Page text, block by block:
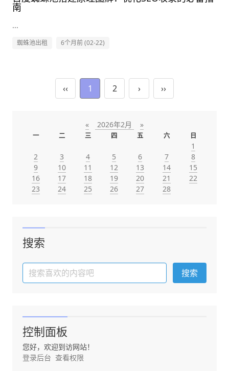
南
...
蜘蛛池出租 6个月前 (02-22)
‹‹ 1 2 › ››
« 2026年2月 »
一 二 三 四 五 六 日
1
2
3 4 5 6 7
8
9
10 11 12 13 14
15
16
17 18 19 20 21
22
23
24 25 26 27 28
搜索
控制面板
您好，欢迎到访网站！
登录后台 查看权限